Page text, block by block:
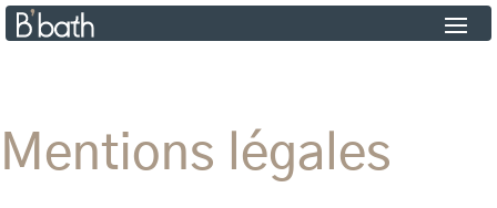
Mentions légales